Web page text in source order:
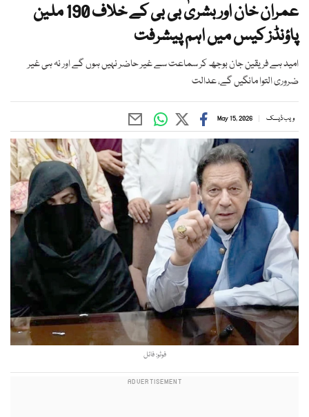
عمران خان اور بشریٰ بی بی کے خلاف 190 ملین
پاؤنڈز کیس میں اہم پیشرفت
امید ہے فریقین جان بوجھ کر سماعت سے غیر حاضر نہیں ہوں گے اور نہ ہی غیر
ضروری التوا مانگیں گے، عدالت
ویب ڈیسک May 15, 2026
فوٹو: فائل